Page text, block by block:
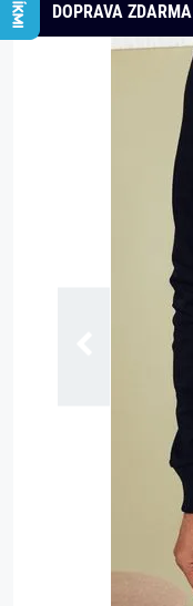
DOPRAVA ZDARMA